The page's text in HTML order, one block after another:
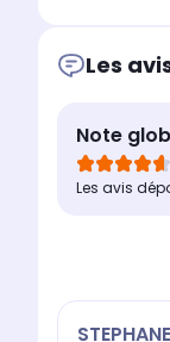
Les
Note
Les avis
STEPHANE